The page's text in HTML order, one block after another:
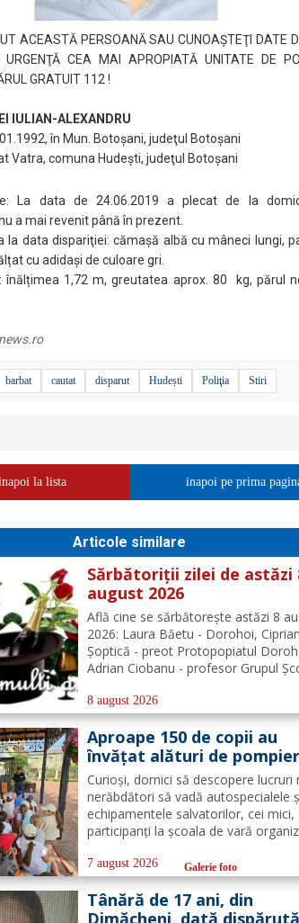
ACEASTĂ PERSOANĂ SAU CUNOAŞTEŢI DATE
URGENŢĂ CEA MAI APROPIATĂ UNITATE DE
GRATUIT 112 !
IULIAN-ALEXANDRU
în Mun. Botoșani, judeţul Botoşani
Vatra, comuna Hudești, judeţul Botoşani
La data de 24.06.2019 a plecat de la
a mai revenit până în prezent.
la data dispariţiei: cămașă albă cu mâneci lungi,
cu adidași de culoare gri.
înălțimea 1,72 m, greutatea aprox. 80 kg, părul
barbat cautat disparut Hudești Poliţia Stiri
la lista inapoi pe prima
Articole similare
Sărbătoriții zilei de astăzi
august 2026
Află cine se sărbătoreşte astăzi 8
2026: Laura Băetu - Dorohoi, Ciprian
Șoptică - preot Protopopiatul
Adrian Ciobanu - profesor Grupul
Bompa - medic de familie comuna
Câmpului. Redacția Dorohoi News
tuturor La mulți ani!...
8 august 2026
Aproape 150 de copii au
învățat alături de
botoșăneni, că siguranța
începe cu un gest simplu
Curioși, dornici să descopere lucruri
nerăbdători să vadă autospecialele
echipamentele salvatorilor, cei mici,
participanți la școala de vară
Botoșani, au avut parte de o
interactivă despre prevenirea
urgență și...
7 august 2026 Galerie foto
Tânără de 17 ani, din
Dimăcheni, dată dispărută